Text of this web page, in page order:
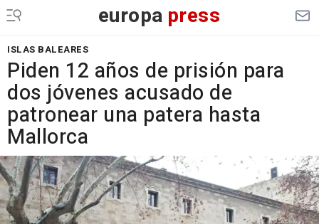
europa press
ISLAS BALEARES
Piden 12 años de prisión para
dos jóvenes acusado de
patronear una patera hasta
Mallorca